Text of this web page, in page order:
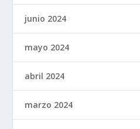
junio 2024
mayo 2024
abril 2024
marzo 2024